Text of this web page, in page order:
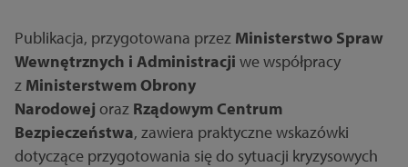
Publikacja, przygotowana przez Ministerstwo Spraw
Wewnętrznych i Administracji we współpracy
z Ministerstwem Obrony
Narodowej oraz Rządowym Centrum
Bezpieczeństwa, zawiera praktyczne wskazówki
dotyczące przygotowania się do sytuacji kryzysowych